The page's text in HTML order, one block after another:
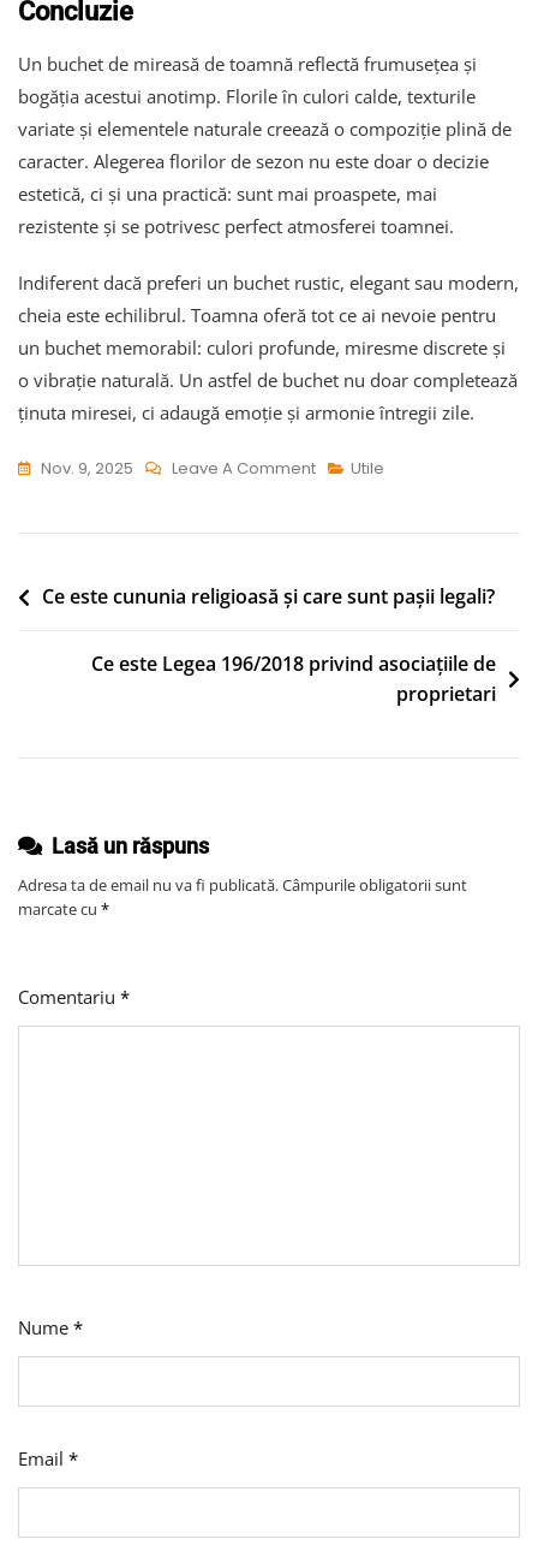
Concluzie
Un buchet de mireasă de toamnă reflectă frumusețea și
bogăția acestui anotimp. Florile în culori calde, texturile
variate și elementele naturale creează o compoziție plină de
caracter. Alegerea florilor de sezon nu este doar o decizie
estetică, ci și una practică: sunt mai proaspete, mai
rezistente și se potrivesc perfect atmosferei toamnei.
Indiferent dacă preferi un buchet rustic, elegant sau modern,
cheia este echilibrul. Toamna oferă tot ce ai nevoie pentru
un buchet memorabil: culori profunde, miresme discrete și
o vibrație naturală. Un astfel de buchet nu doar completează
ținuta miresei, ci adaugă emoție și armonie întregii zile.
Nov. 9, 2025 Leave A CommentOn
Este
Buchet
Mireasă
Utile
Navigare
articole
Ce este cununia religioasă și care sunt pașii legali?
Ce este Legea 196/2018 privind asociațiile de
proprietari
Lasă un răspuns
Adresa ta de email nu va fi publicată.Câmpurile obligatorii sunt
marcate cu *
Comentariu *
Nume *
Email *